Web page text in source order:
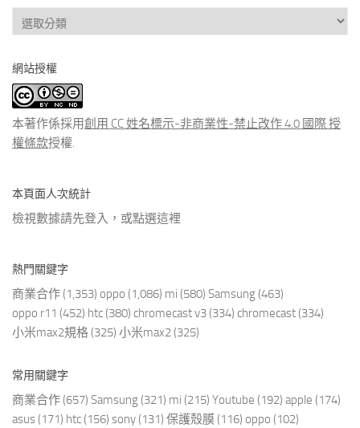
查
看
類
文
章
網站授權
本著作係採用創用 CC 姓名標示-非商業性-禁止改作 4.0 國際 授
權條款授權.
本頁面人次統計
檢視數據請先登入，或點選這裡
熱門關鍵字
商業合作 (1,353) oppo (1,086) mi (580) Samsung (463)
oppo r11 (452) htc (380) chromecast v3 (334) chromecast (334)
小米max2規格 (325) 小米max2 (325)
常用關鍵字
商業合作 (657) Samsung (321) mi (215) Youtube (192) apple (174)
asus (171) htc (156) sony (131) 保護殼膜 (116) oppo (102)